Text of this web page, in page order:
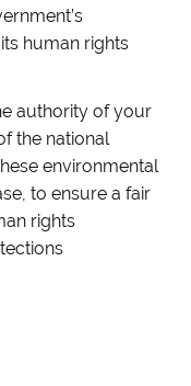
human rights
authority of your
the national
environmental
to ensure a fair
rights